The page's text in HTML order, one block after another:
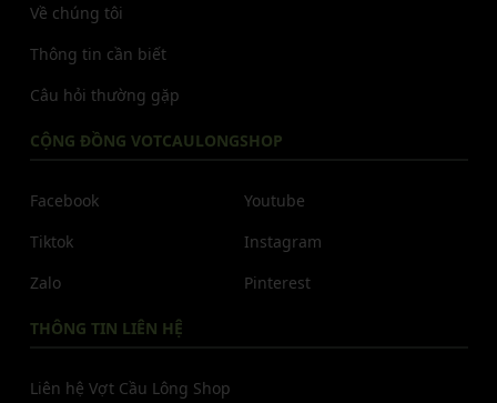
Về chúng tôi
Thông tin cần biết
Câu hỏi thường gặp
CỘNG ĐỒNG VOTCAULONGSHOP
Facebook
Tiktok
Zalo
Youtube
Instagram
Pinterest
THÔNG TIN LIÊN HỆ
Liên hệ Vợt Cầu Lông Shop